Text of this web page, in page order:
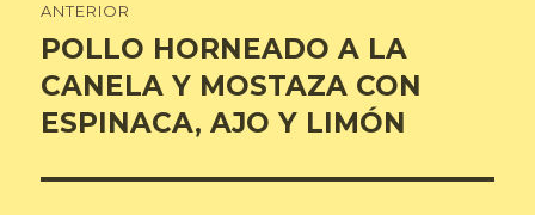
de
entradas
ANTERIOR
Entrada
anterior:
POLLO HORNEADO A LA
CANELA Y MOSTAZA CON
ESPINACA, AJO Y LIMÓN